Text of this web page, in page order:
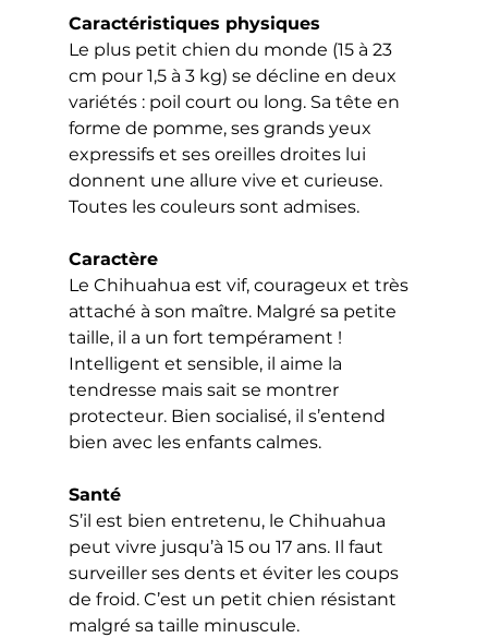
Caractéristiques physiques
Le plus petit chien du monde (15 à 23
cm pour 1,5 à 3 kg) se décline en deux
variétés : poil court ou long. Sa tête en
forme de pomme, ses grands yeux
expressifs et ses oreilles droites lui
donnent une allure vive et curieuse.
Toutes les couleurs sont admises.
Caractère
Le Chihuahua est vif, courageux et très
attaché à son maître. Malgré sa petite
taille, il a un fort tempérament !
Intelligent et sensible, il aime la
tendresse mais sait se montrer
protecteur. Bien socialisé, il s’entend
bien avec les enfants calmes.
Santé
S’il est bien entretenu, le Chihuahua
peut vivre jusqu’à 15 ou 17 ans. Il faut
surveiller ses dents et éviter les coups
de froid. C’est un petit chien résistant
malgré sa taille minuscule.